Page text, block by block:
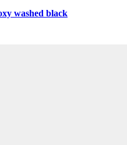
washed black